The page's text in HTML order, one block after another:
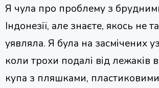
Я чула про проблему з
Індонезії, але знаєте, якось не
уявляла. Я була на засмічених
коли трохи подалі від лежаків
купа з пляшками, пластиковими